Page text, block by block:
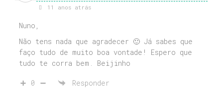
11 anos atrás
Nuno,
Não tens nada que agradecer 🙂 Já sabes que
faço tudo de muito boa vontade! Espero que
tudo te corra bem. Beijinho
0 Responder